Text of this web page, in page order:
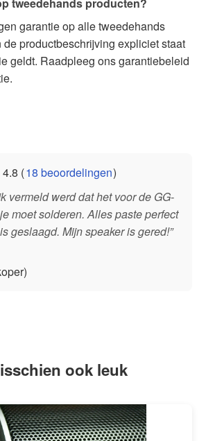
garantie op alle tweedehands
productbeschrijving expliciet staat
geldt. Raadpleeg ons garantiebeleid
4.8 (18 beoordelingen)
vermeld werd dat het voor de GG-
moet solderen. Alles paste perfect
geslaagd. Mijn speaker is gered!”
ook leuk